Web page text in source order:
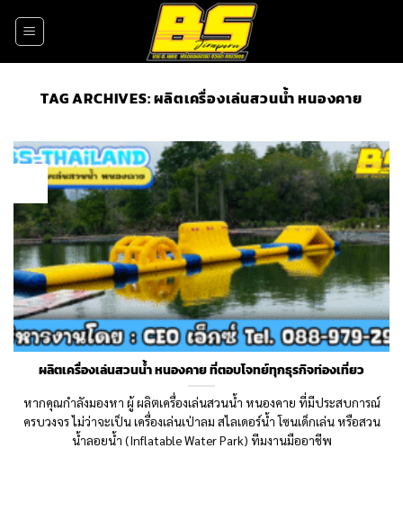
TAG ARCHIVES:ผลิตเครื่องเล่นสวนน้ำ หนองคาย
ผลิตเครื่องเล่นสวนน้ำ หนองคาย ที่ตอบโจทย์ทุกธุรกิจท่องเที่ยว
หากคุณกำลังมองหา ผู้ ผลิตเครื่องเล่นสวนน้ำ หนองคาย ที่มีประสบการณ์
ครบวงจร ไม่ว่าจะเป็น เครื่องเล่นเป่าลม สไลเดอร์น้ำ โซนเด็กเล่น หรือสวน
น้ำลอยน้ำ (Inflatable Water Park) ทีมงานมืออาชีพ